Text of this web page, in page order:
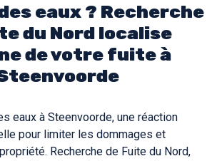
eaux ? Recherche
du Nord localise
de votre fuite à
eaux à Steenvoorde, une réaction
pour limiter les dommages et
Recherche de Fuite du Nord,